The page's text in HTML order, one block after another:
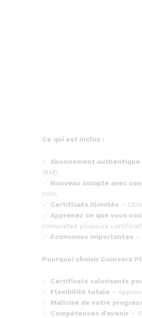
Ce qui est inclus :
Abonnement authentique
IBM).
Nouveau compte avec
nom.
Certificats illimités –
Apprenez ce que vous
complétez plusieurs
Économies importantes –
Pourquoi choisir Coursera
Certificats valorisants
Flexibilité totale –
Maîtrise de votre
Compétences d’avenir –